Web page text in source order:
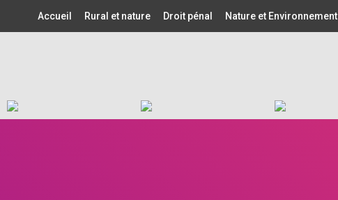
Accueil Rural et nature Droit pénal Nature et Environnement